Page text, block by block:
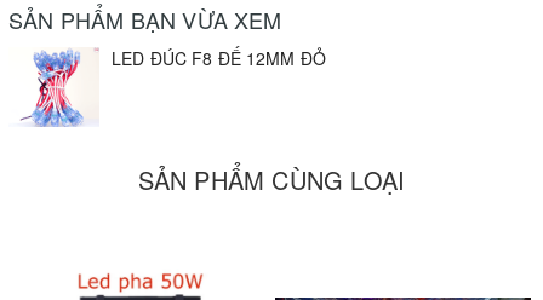
led giúp người dùng có thể thiết kế led nháy theo những
phong cách riêng, độc đáo. Thường được dùng trong thiết
kế bảng hiệu quảng cáo, dùng trang trí sân vường, trang trí
cây cảnh và trang trí nội thất...
SẢN PHẨM BẠN VỪA XEM
LED ĐÚC F8 ĐẾ 12MM ĐỎ
SẢN PHẨM CÙNG LOẠI